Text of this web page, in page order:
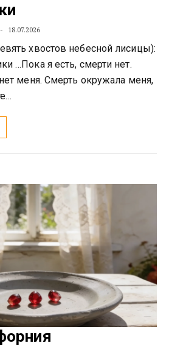
18.07.2026
хвостов небесной лисицы):
…Пока я есть, смерти нет.
меня. Смерть окружала меня,